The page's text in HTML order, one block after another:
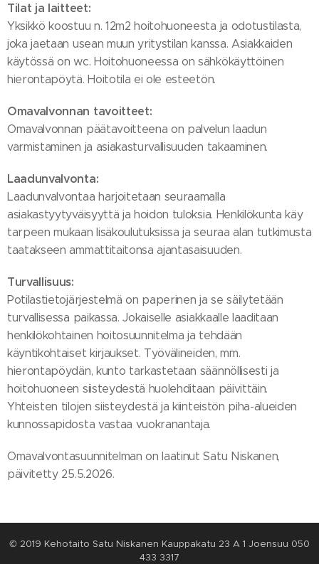
Tilat ja laitteet:
Yksikkö koostuu n. 12m2 hoitohuoneesta ja odotustilasta,
joka jaetaan usean muun yritystilan kanssa. Asiakkaiden
käytössä on wc. Hoitohuoneessa on sähkökäyttöinen
hierontapöytä. Hoitotila ei ole esteetön.
Omavalvonnan tavoitteet:
Omavalvonnan päätavoitteena on palvelun laadun
varmistaminen ja asiakasturvallisuuden takaaminen.
Laadunvalvonta:
Laadunvalvontaa harjoitetaan seuraamalla
asiakastyytyväisyyttä ja hoidon tuloksia. Henkilökunta käy
tarpeen mukaan lisäkoulutuksissa ja seuraa alan tutkimusta
taatakseen ammattitaitonsa ajantasaisuuden.
Turvallisuus:
Potilastietojärjestelmä on paperinen ja se säilytetään
turvallisessa paikassa. Jokaiselle asiakkaalle laaditaan
henkilökohtainen hoitosuunnitelma ja tehdään
käyntikohtaiset kirjaukset. Työvälineiden, mm.
hierontapöydän, kunto tarkastetaan säännöllisesti ja
hoitohuoneen siisteydestä huolehditaan päivittäin.
Yhteisten tilojen siisteydestä ja kiinteistön piha-alueiden
kunnossapidosta vastaa vuokranantaja.
Omavalvontasuunnitelman on laatinut Satu Niskanen,
päivitetty 25.5.2026.
© 2019 Kehotaito Satu Niskanen Kauppakatu 23 A 1 Joensuu 050
433 3317